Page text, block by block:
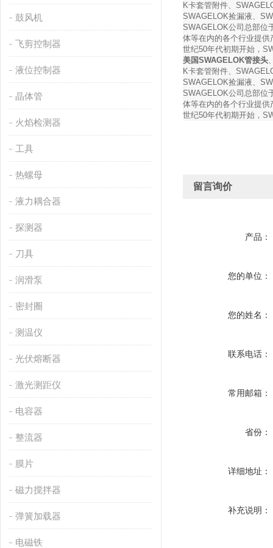
鼓风机
飞剪控制器
液位控制器
晶体管
火焰检测器
工具
热螺母
液力耦合器
探测器
刀具
润滑泵
密封圈
测温仪
光伏熔断器
激光测距仪
电容器
整流器
膜片
磁力搅拌器
弹簧加载器
电磁铁
K卡套管附件、
SWAGELOK捡漏液、
SWAGELOK公司总部位
体等在内的各个行业提
世纪50年代初期开始，
美国SWAGELOK管接头
K卡套管附件、
SWAGELOK捡漏液、
SWAGELOK公司总部位
体等在内的各个行业提
世纪50年代初期开始，
留言询价
产品：
您的单位：
您的姓名：
联系电话：
常用邮箱：
省份：
详细地址：
补充说明：